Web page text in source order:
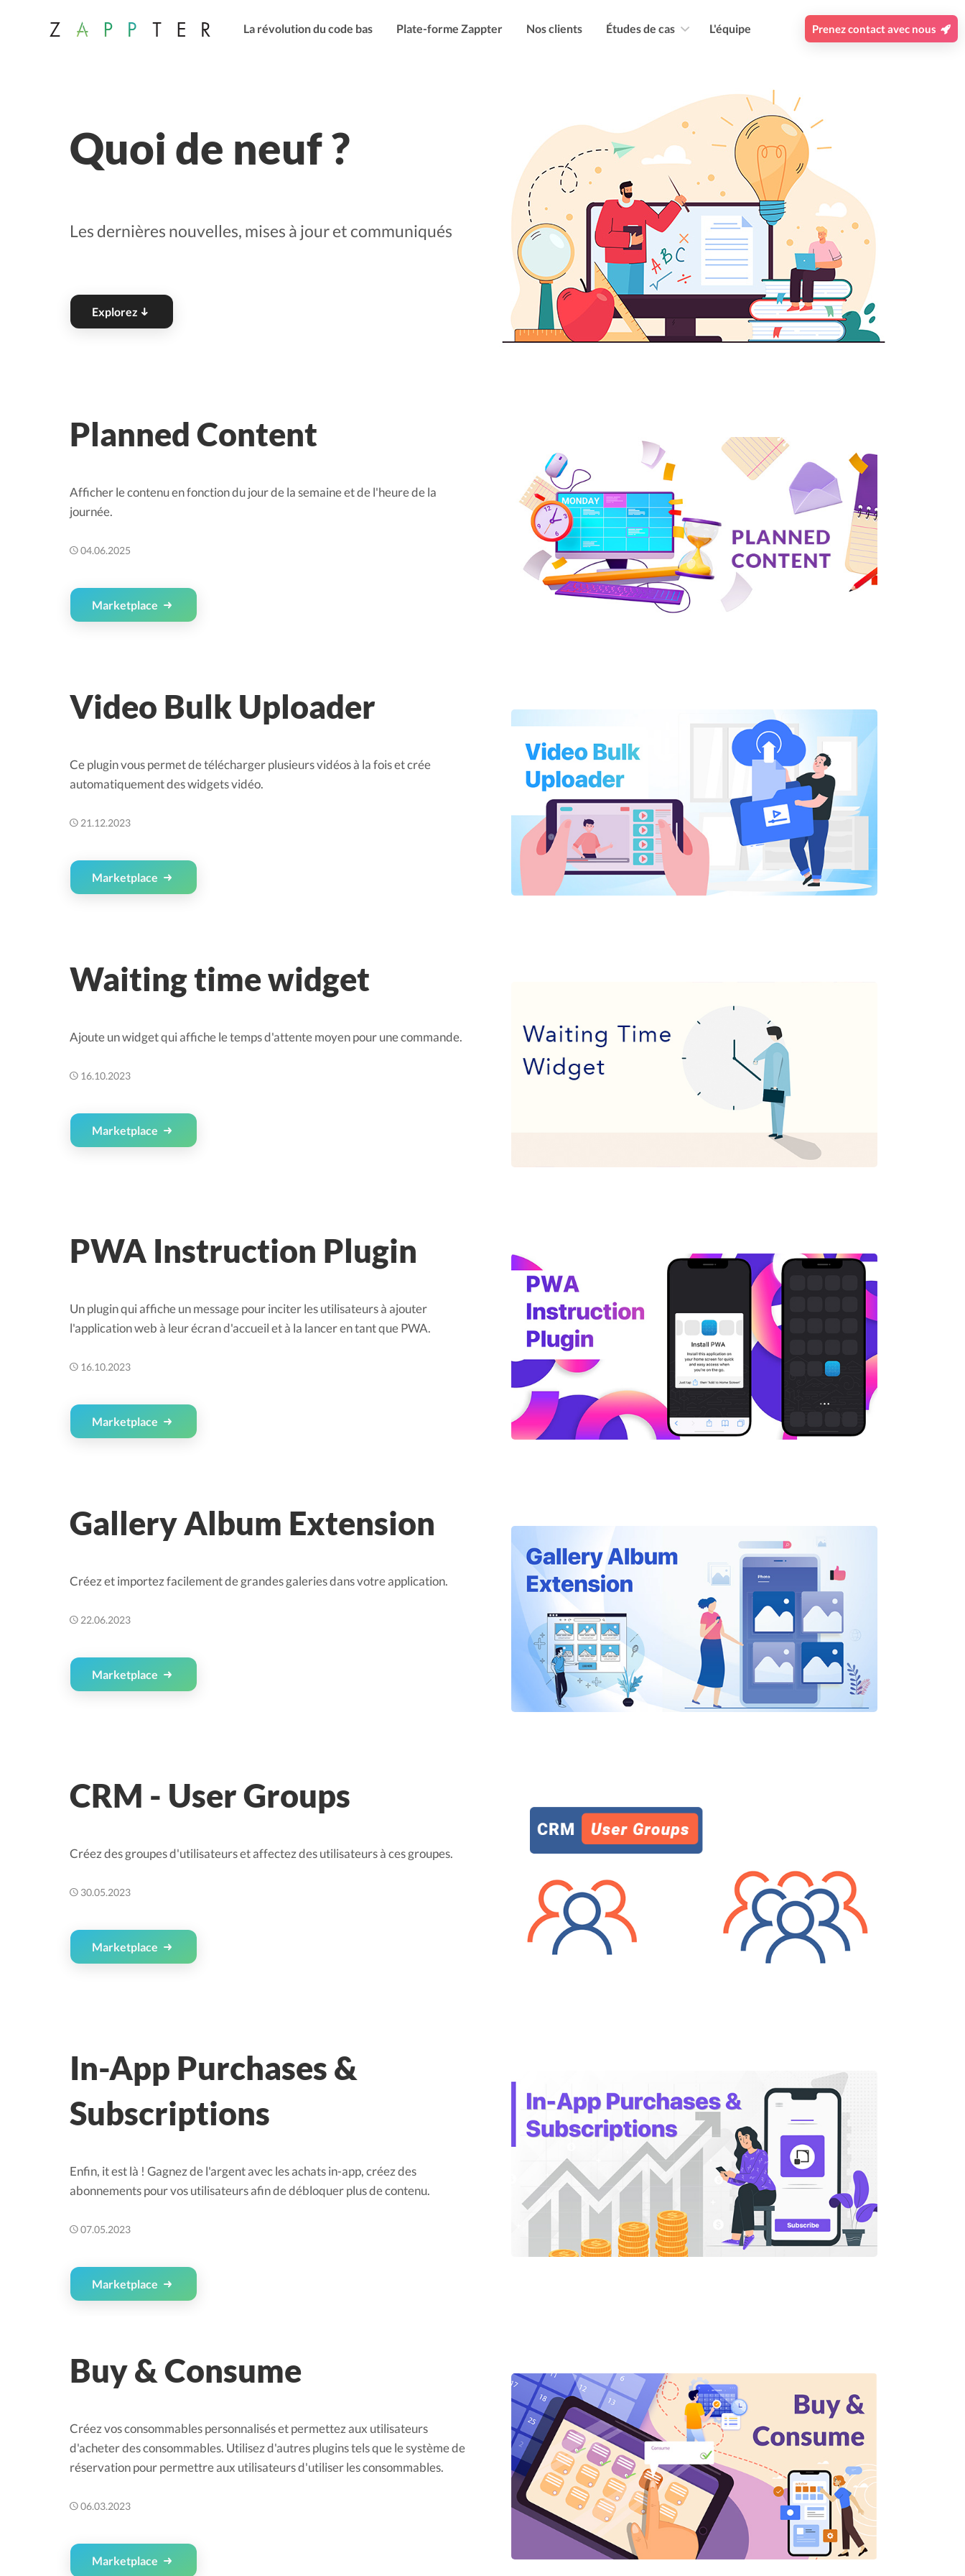
La révolution du code bas Plate-forme Zappter Nos clients Études de cas L'équipe Prenez contact avec nous
Quoi de neuf ?
Les dernières nouvelles, mises à jour et communiqués
Explorez
Planned Content
Afficher le contenu en fonction du jour de la semaine et de l'heure de la
journée.
04.06.2025
Marketplace
Video Bulk Uploader
Ce plugin vous permet de télécharger plusieurs vidéos à la fois et crée
automatiquement des widgets vidéo.
21.12.2023
Marketplace
Waiting time widget
Ajoute un widget qui affiche le temps d'attente moyen pour une commande.
16.10.2023
Marketplace
PWA Instruction Plugin
Un plugin qui affiche un message pour inciter les utilisateurs à ajouter
l'application web à leur écran d'accueil et à la lancer en tant que PWA.
16.10.2023
Marketplace
Gallery Album Extension
Créez et importez facilement de grandes galeries dans votre application.
22.06.2023
Marketplace
CRM - User Groups
Créez des groupes d'utilisateurs et affectez des utilisateurs à ces groupes.
30.05.2023
Marketplace
In-App Purchases &
Subscriptions
Enfin, it est là ! Gagnez de l'argent avec les achats in-app, créez des
abonnements pour vos utilisateurs afin de débloquer plus de contenu.
07.05.2023
Marketplace
Buy & Consume
Créez vos consommables personnalisés et permettez aux utilisateurs
d'acheter des consommables. Utilisez d'autres plugins tels que le système de
réservation pour permettre aux utilisateurs d'utiliser les consommables.
06.03.2023
Marketplace